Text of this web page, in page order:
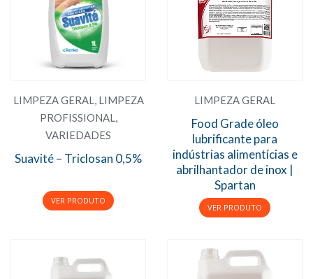
LIMPEZA GERAL, LIMPEZA
PROFISSIONAL,
VARIEDADES
Suavité – Triclosan 0,5%
LIMPEZA GERAL
Food Grade óleo
lubrificante para
indústrias alimentícias e
abrilhantador de inox |
Spartan